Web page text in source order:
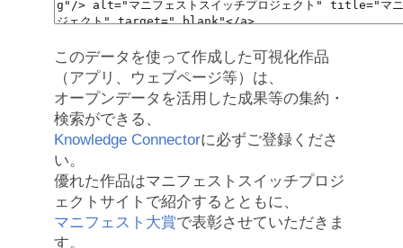
このデータを使って作成した可視化作品
（アプリ、ウェブページ等）は、
オープンデータを活用した成果等の集約・
検索ができる、
Knowledge Connectorに必ずご登録くださ
い。
優れた作品はマニフェストスイッチプロジ
ェクトサイトで紹介するとともに、
マニフェスト大賞で表彰させていただきま
す。